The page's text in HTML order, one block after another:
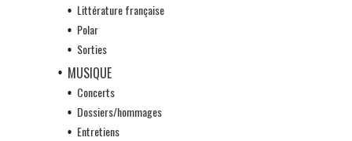
Littérature française
Polar
Sorties
MUSIQUE
Concerts
Dossiers/hommages
Entretiens